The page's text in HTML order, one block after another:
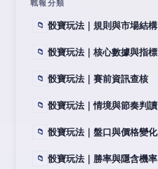
戰報分類
📁 骰寶玩法｜規則與市場結構
📁 骰寶玩法｜核心數據與指標
📁 骰寶玩法｜賽前資訊查核
📁 骰寶玩法｜情境與節奏判讀
📁 骰寶玩法｜盤口與價格變化
📁 骰寶玩法｜勝率與隱含機率